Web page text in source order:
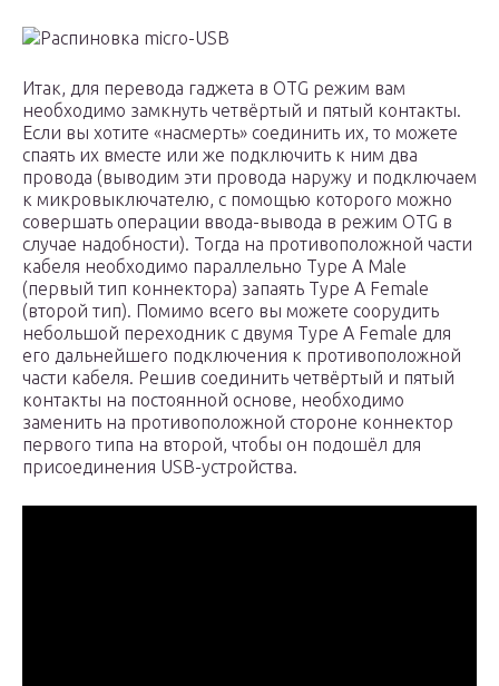
Распиновка micro-USB
Итак, для перевода гаджета в OTG режим вам
необходимо замкнуть четвёртый и пятый контакты.
Если вы хотите «насмерть» соединить их, то можете
спаять их вместе или же подключить к ним два
провода (выводим эти провода наружу и подключаем
к микровыключателю, с помощью которого можно
совершать операции ввода-вывода в режим OTG в
случае надобности). Тогда на противоположной части
кабеля необходимо параллельно Type A Male
(первый тип коннектора) запаять Type A Female
(второй тип). Помимо всего вы можете соорудить
небольшой переходник с двумя Type A Female для
его дальнейшего подключения к противоположной
части кабеля. Решив соединить четвёртый и пятый
контакты на постоянной основе, необходимо
заменить на противоположной стороне коннектор
первого типа на второй, чтобы он подошёл для
присоединения USB-устройства.